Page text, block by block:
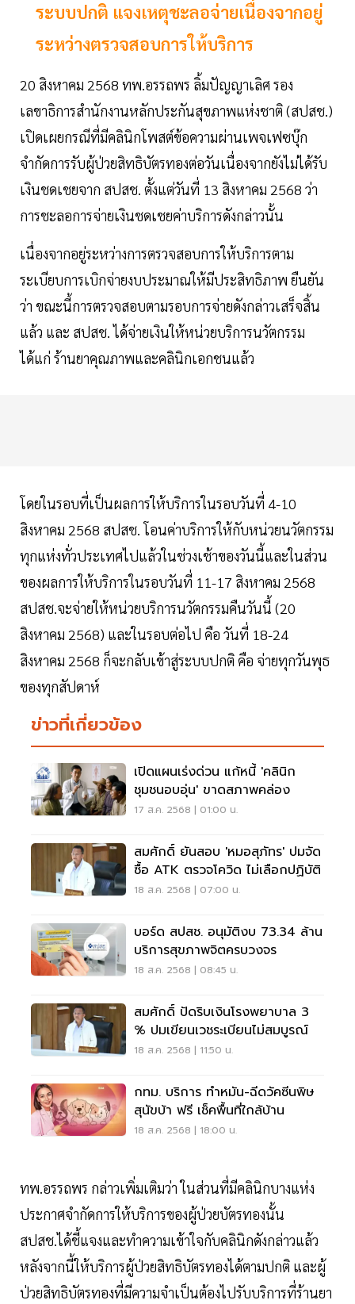
ระบบปกติ แจงเหตุชะลอจ่ายเนื่องจากอยู่
ระหว่างตรวจสอบการให้บริการ
20 สิงหาคม 2568 ทพ.อรรถพร ลิ้มปัญญาเลิศ รอง
เลขาธิการสำนักงานหลักประกันสุขภาพแห่งชาติ (สปสช.)
เปิดเผยกรณีที่มีคลินิกโพสต์ข้อความผ่านเพจเฟซบุ๊ก
จำกัดการรับผู้ป่วยสิทธิบัตรทองต่อวันเนื่องจากยังไม่ได้รับ
เงินชดเชยจาก สปสช. ตั้งแต่วันที่ 13 สิงหาคม 2568 ว่า
การชะลอการจ่ายเงินชดเชยค่าบริการดังกล่าวนั้น
เนื่องจากอยู่ระหว่างการตรวจสอบการให้บริการตาม
ระเบียบการเบิกจ่ายงบประมาณให้มีประสิทธิภาพ ยืนยัน
ว่า ขณะนี้การตรวจสอบตามรอบการจ่ายดังกล่าวเสร็จสิ้น
แล้ว และ สปสช. ได้จ่ายเงินให้หน่วยบริการนวัตกรรม
ได้แก่ ร้านยาคุณภาพและคลินิกเอกชนแล้ว
โดยในรอบที่เป็นผลการให้บริการในรอบวันที่ 4-10
สิงหาคม 2568 สปสช. โอนค่าบริการให้กับหน่วยนวัตกรรม
ทุกแห่งทั่วประเทศไปแล้วในช่วงเช้าของวันนี้และในส่วน
ของผลการให้บริการในรอบวันที่ 11-17 สิงหาคม 2568
สปสช.จะจ่ายให้หน่วยบริการนวัตกรรมคืนวันนี้ (20
สิงหาคม 2568) และในรอบต่อไป คือ วันที่ 18-24
สิงหาคม 2568 ก็จะกลับเข้าสู่ระบบปกติ คือ จ่ายทุกวันพุธ
ของทุกสัปดาห์
ข่าวที่เกี่ยวข้อง
เปิดแผนเร่งด่วน แก้หนี้ 'คลินิก
ชุมชนอบอุ่น' ขาดสภาพคล่อง
17 ส.ค. 2568 | 01:00 น.
สมศักดิ์ ยันสอบ 'หมอสุภัทร' ปมจัด
ซื้อ ATK ตรวจโควิด ไม่เลือกปฏิบัติ
18 ส.ค. 2568 | 07:00 น.
บอร์ด สปสช. อนุมัติงบ 73.34 ล้าน
บริการสุขภาพจิตครบวงจร
18 ส.ค. 2568 | 08:45 น.
สมศักดิ์ ปัดริบเงินโรงพยาบาล 3
% ปมเขียนเวชระเบียนไม่สมบูรณ์
18 ส.ค. 2568 | 11:50 น.
กทม. บริการ ทำหมัน-ฉีดวัคซีนพิษ
สุนัขบ้า ฟรี เช็คพื้นที่ใกล้บ้าน
18 ส.ค. 2568 | 18:00 น.
ทพ.อรรถพร กล่าวเพิ่มเติมว่า ในส่วนที่มีคลินิกบางแห่ง
ประกาศจำกัดการให้บริการของผู้ป่วยบัตรทองนั้น
สปสช.ได้ชี้แจงและทำความเข้าใจกับคลินิกดังกล่าวแล้ว
หลังจากนี้ให้บริการผู้ป่วยสิทธิบัตรทองได้ตามปกติ และผู้
ป่วยสิทธิบัตรทองที่มีความจำเป็นต้องไปรับบริการที่ร้านยา